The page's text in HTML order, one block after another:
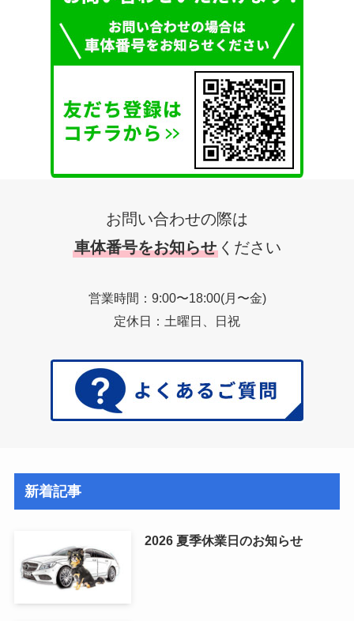
お問い合わせの際は
車体番号をお知らせ ください
営業時間：9:00〜18:00(月〜金)
定休日：土曜日、日祝
新着記事
2026 夏季休業日のお知らせ